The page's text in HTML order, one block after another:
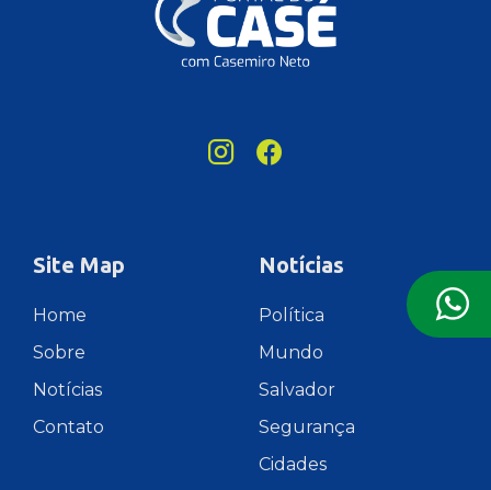
Site Map
Home
Sobre
Notícias
Contato
Notícias
Política
Mundo
Salvador
Segurança
Cidades